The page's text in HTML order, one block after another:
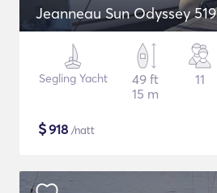
Jeanneau Sun Odyssey 519
Segling Yacht
49 ft
15 m
11
$918 /natt